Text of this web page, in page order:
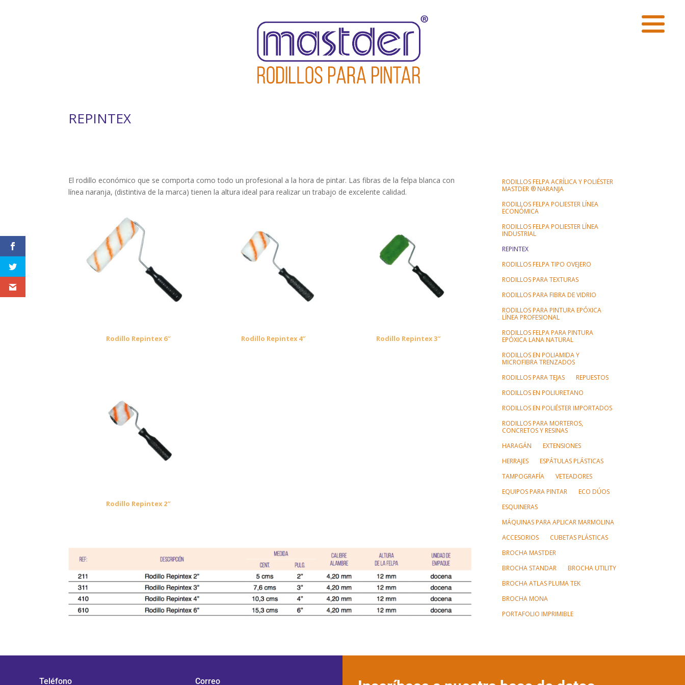
REPINTEX
El rodillo económico que se comporta como todo un profesional a la hora de pintar. Las fibras de la felpa blanca con
línea naranja, (distintiva de la marca) tienen la altura ideal para realizar un trabajo de excelente calidad.
Rodillo Repintex 6″ Rodillo Repintex 4″ Rodillo Repintex 3″
Rodillo Repintex 2″
RODILLOS FELPA ACRÍLICA Y POLIÉSTER
MASTDER ® NARANJA
RODILLOS FELPA POLIESTER LÍNEA
ECONÓMICA
RODILLOS FELPA POLIESTER LÍNEA
INDUSTRIAL
REPINTEX
RODILLOS FELPA TIPO OVEJERO
RODILLOS PARA TEXTURAS
RODILLOS PARA FIBRA DE VIDRIO
RODILLOS PARA PINTURA EPÓXICA
LÍNEA PROFESIONAL
RODILLOS FELPA PARA PINTURA
EPÓXICA LANA NATURAL
RODILLOS EN POLIAMIDA Y
MICROFIBRA TRENZADOS
RODILLOS PARA TEJAS
REPUESTOS
RODILLOS EN POLIURETANO
RODILLOS EN POLIÉSTER IMPORTADOS
RODILLOS PARA MORTEROS,
CONCRETOS Y RESINAS
HARAGÁN
EXTENSIONES
HERRAJES
ESPÁTULAS PLÁSTICAS
TAMPOGRAFÍA
VETEADORES
EQUIPOS PARA PINTAR
ECO DÚOS
ESQUINERAS
MÁQUINAS PARA APLICAR MARMOLINA
ACCESORIOS
CUBETAS PLÁSTICAS
BROCHA MASTDER
BROCHA STANDAR
BROCHA UTILITY
BROCHA ATLAS PLUMA TEK
BROCHA MONA
PORTAFOLIO IMPRIMIBLE
Teléfono Correo